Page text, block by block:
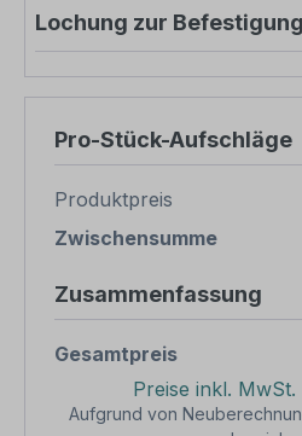
Lochung zur Befestigung
Pro-Stück-Aufschläge
Produktpreis
Zwischensumme
Zusammenfassung
Gesamtpreis
Preise inkl.
Aufgrund von